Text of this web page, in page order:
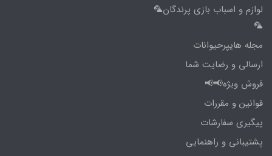
لوازم و اسباب بازی پرندگان🦜
🦜
مجله هایپرحیوانات
ارسالی و رضایت شما
فروش ویژه📢📢
قوانین و مقررات
پیگیری سفارشات
پشتیبانی و راهنمایی